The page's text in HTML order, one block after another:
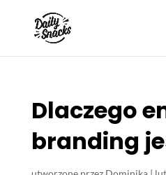
Dlaczego
branding